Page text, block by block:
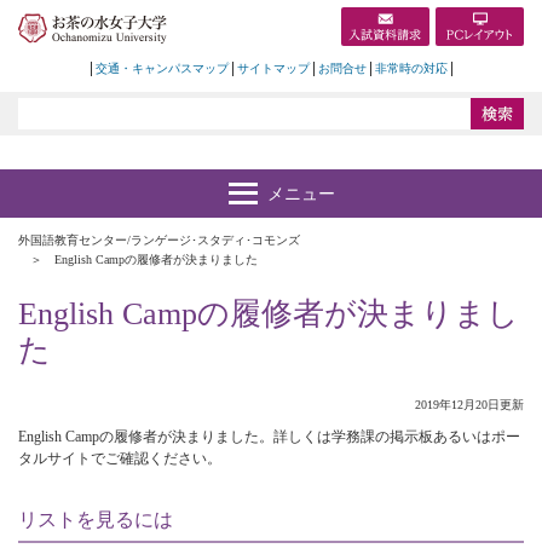
交通・キャンパスマップ サイトマップ お問合せ 非常時の対応
外国語教育センター/ランゲージ･スタディ･コモンズ
English Campの履修者が決まりました
English Campの履修者が決まりまし
た
2019年12月20日更新
English Campの履修者が決まりました。詳しくは学務課の掲示板あるいはポー
タルサイトでご確認ください。
リストを見るには